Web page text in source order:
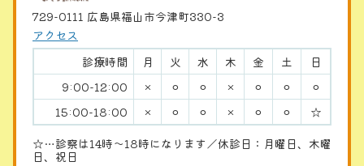
729-0111 広島県福山市今津町330-3
アクセス
診療時間
月 火 水 木 金 土
日
9:00-12:00
× ⚪︎ ⚪︎ × ⚪︎ ⚪︎
⚪︎
15:00-18:00
× ⚪︎ ⚪︎ × ⚪︎ ⚪︎
☆
☆…診察は14時〜18時になります／休診日：月曜日、木曜
日、祝日